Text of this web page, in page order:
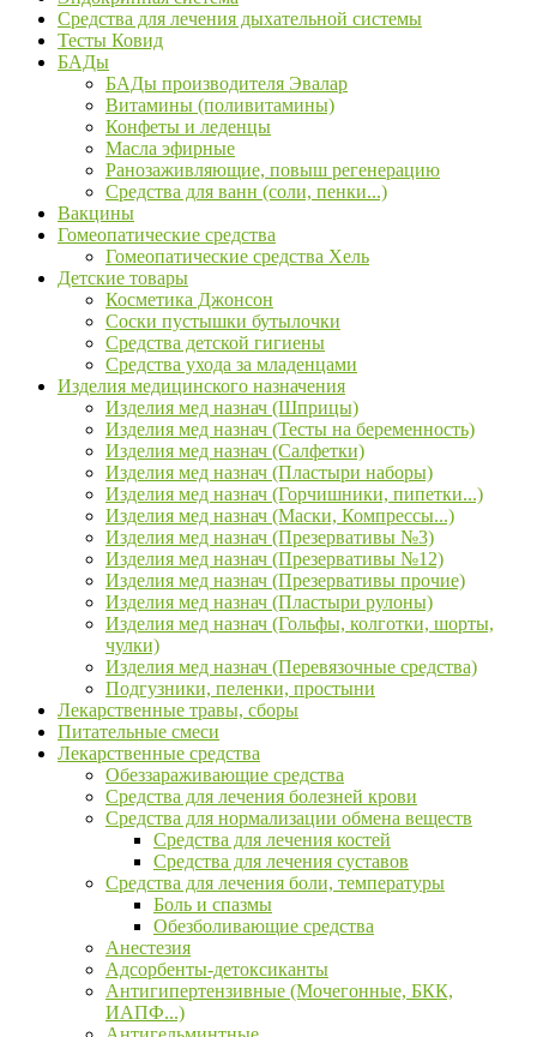
Средства для лечения дыхательной системы
Тесты Ковид
БАДы
БАДы производителя Эвалар
Витамины (поливитамины)
Конфеты и леденцы
Масла эфирные
Ранозаживляющие, повыш регенерацию
Средства для ванн (соли, пенки...)
Вакцины
Гомеопатические средства
Гомеопатические средства Хель
Детские товары
Косметика Джонсон
Соски пустышки бутылочки
Средства детской гигиены
Средства ухода за младенцами
Изделия медицинского назначения
Изделия мед назнач (Шприцы)
Изделия мед назнач (Тесты на беременность)
Изделия мед назнач (Салфетки)
Изделия мед назнач (Пластыри наборы)
Изделия мед назнач (Горчишники, пипетки...)
Изделия мед назнач (Маски, Компрессы...)
Изделия мед назнач (Презервативы №3)
Изделия мед назнач (Презервативы №12)
Изделия мед назнач (Презервативы прочие)
Изделия мед назнач (Пластыри рулоны)
Изделия мед назнач (Гольфы, колготки, шорты,
чулки)
Изделия мед назнач (Перевязочные средства)
Подгузники, пеленки, простыни
Лекарственные травы, сборы
Питательные смеси
Лекарственные средства
Обеззараживающие средства
Средства для лечения болезней крови
Средства для нормализации обмена веществ
Средства для лечения костей
Средства для лечения суставов
Средства для лечения боли, температуры
Боль и спазмы
Обезболивающие средства
Анестезия
Адсорбенты-детоксиканты
Антигипертензивные (Мочегонные, БКК,
ИАПФ...)